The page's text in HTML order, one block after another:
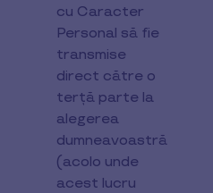
cu Caracter
Personal să fie
transmise
direct către o
terță parte la
alegerea
dumneavoastră
(acolo unde
acest lucru